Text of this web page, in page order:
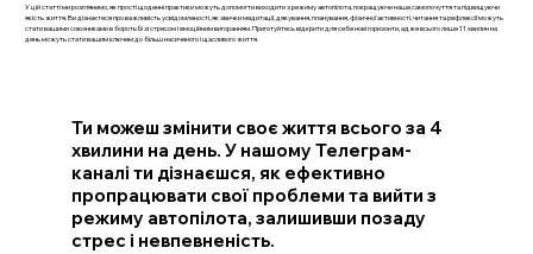
У цій статті ми розглянемо, як прості щоденні практики можуть допомогти виходити з режиму автопілота, покращуючи наше самопочуття та підвищуючи
якість життя. Ви дізнаєтеся про важливість усвідомленості, як звички медитації, дякування, планування, фізичної активності, читання та рефлексії можуть
стати вашими союзниками в боротьбі зі стресом і емоційним вигоранням. Приготуйтесь відкрити для себе нові горизонти, адже всього лише 11 хвилин на
день можуть стати вашим ключем до більш насиченого і щасливого життя.
Ти можеш змінити своє життя всього за 4
хвилини на день. У нашому Телеграм-
каналі ти дізнаєшся, як ефективно
пропрацювати свої проблеми та вийти з
режиму автопілота, залишивши позаду
стрес і невпевненість.